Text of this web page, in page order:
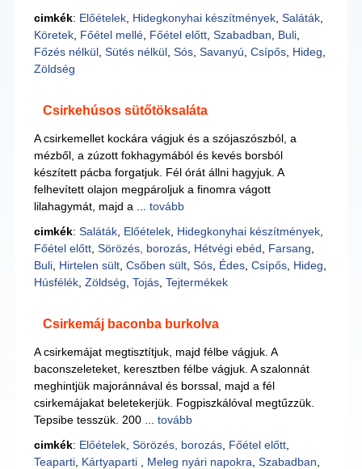
cimkék: Előételek, Hidegkonyhai készítmények, Saláták,
Köretek, Főétel mellé, Főétel előtt, Szabadban Buli,
Főzés nélkül, Sütés nélkül, Sós, Savanyú Csípős, Hideg
Zöldség
Csirkehúsos sütőtöksaláta
A csirkemellet kockára vágjuk és a szójaszószból, a
mézből, a zúzott fokhagymából és kevés borsból
készített pácba forgatjuk. Fél órát állni hagyjuk. A
felhevített olajon megpároljuk a finomra vágott
lilahagymát, majd a ... tovább
cimkék: Saláták, Előételek, Hidegkonyhai készítmények,
Főétel előtt, Sörözés, borozás, Hétvégi ebéd Farsang
Buli, Hirtelen sült, Csőben sült, Sós, Édes, Csípős, Hideg
Húsfélék, Zöldség Tojás, Tejtermékek
Csirkemáj baconba burkolva
A csirkemájat megtisztítjuk, majd félbe vágjuk. A
baconszeleteket, keresztben félbe vágjuk. A szalonnát
meghintjük majoránnával és borssal, majd a fél
csirkemájakat beletekerjük. Fogpiszkálóval megtűzzük.
Tepsibe tesszük. 200 ... tovább
cimkék: Előételek, Sörözés, borozás, Főétel előtt,
Teaparti, Kártyaparti Meleg nyári napokra Szabadban